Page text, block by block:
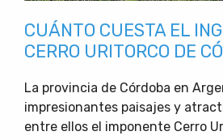
CUÁNTO CUESTA EL
CERRO URITORCO DE
La provincia de Córdoba en
impresionantes paisajes y
entre ellos el imponente Cerro